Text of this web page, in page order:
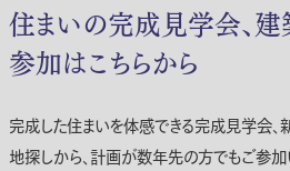
住まいの完成見学会、
参加はこちらから
完成した住まいを体感できる完成見学会、
地探しから、計画が数年先の方でもご参